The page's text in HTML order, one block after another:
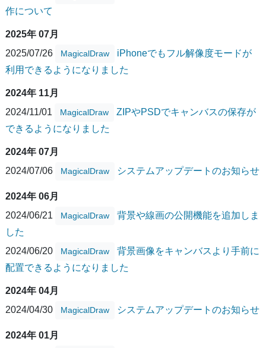
作について
2025年 07月
2025/07/26
MagicalDraw
iPhoneでもフル解像度モードが
利用できるようになりました
2024年 11月
2024/11/01
MagicalDraw
ZIPやPSDでキャンバスの保存が
できるようになりました
2024年 07月
2024/07/06
MagicalDraw システムアップデートのお知らせ
2024年 06月
2024/06/21
MagicalDraw
背景や線画の公開機能を追加しま
した
2024/06/20
MagicalDraw
背景画像をキャンバスより手前に
配置できるようになりました
2024年 04月
2024/04/30
MagicalDraw システムアップデートのお知らせ
2024年 01月